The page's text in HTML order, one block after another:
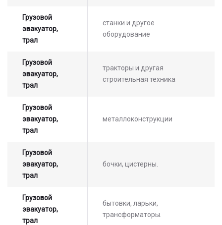
Грузовой
эвакуатор,
трал
станки и другое
оборудование
Грузовой
эвакуатор,
трал
тракторы и другая
строительная техника
Грузовой
эвакуатор,
трал
металлоконструкции
Грузовой
эвакуатор,
трал
бочки, цистерны.
Грузовой
эвакуатор,
трал
бытовки, ларьки,
трансформаторы.